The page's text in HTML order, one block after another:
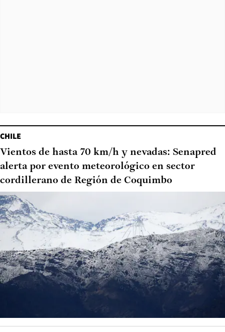
CHILE
Vientos de hasta 70 km/h y nevadas: Senapred
alerta por evento meteorológico en sector
cordillerano de Región de Coquimbo